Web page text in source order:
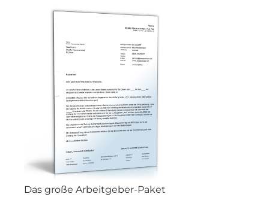
Das große Arbeitgeber-Paket